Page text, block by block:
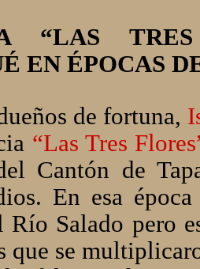
“LAS
EN ÉPOCAS
de fortuna,
“Las Tres
Cantón de
En esa
Salado pero
que se